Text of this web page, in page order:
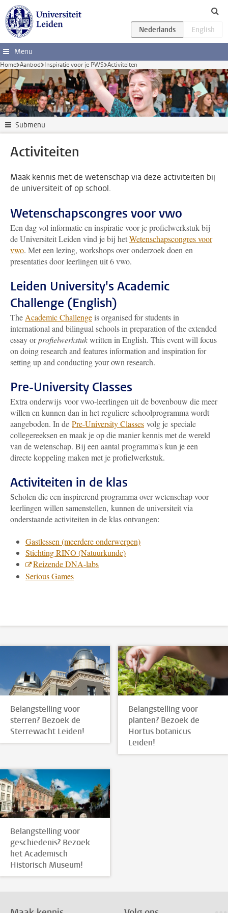
Ga direct naar de inhoud
Menu
Home Aanbod Inspiratie voor je PWS Activiteiten
Submenu
Activiteiten
Maak kennis met de wetenschap via deze activiteiten bij
de universiteit of op school.
Wetenschapscongres voor vwo
Een dag vol informatie en inspiratie voor je profielwerkstuk bij
de Universiteit Leiden vind je bij hetWetenschapscongres voor
vwo. Met een lezing, workshops over onderzoek doen en
presentaties door leerlingen uit 6 vwo.
Leiden University's Academic
Challenge (English)
The Academic Challengeis organised for students in
international and bilingual schools in preparation of the extended
essay orprofielwerkstukwritten in English. This event will focus
on doing research and features information and inspiration for
setting up and conducting your own research.
Pre-University Classes
Extra onderwijs voor vwo-leerlingen uit de bovenbouw die meer
willen en kunnen dan in het reguliere schoolprogramma wordt
aangeboden. In de Pre-University Classes volg je speciale
collegereeksen en maak je op die manier kennis met de wereld
van de wetenschap. Bij een aantal programma's kun je een
directe koppeling maken met je profielwerkstuk.
Activiteiten in de klas
Scholen die een inspirerend programma over wetenschap voor
leerlingen willen samenstellen, kunnen de universiteit via
onderstaande activiteiten in de klas ontvangen:
Gastlessen (meerdere onderwerpen)
Stichting RINO (Natuurkunde)
Reizende DNA-labs
Serious Games
Belangstelling voor
sterren? Bezoek de
Sterrewacht Leiden!
Belangstelling voor
planten? Bezoek de
Hortus botanicus
Leiden!
Belangstelling voor
geschiedenis? Bezoek
het Academisch
Historisch Museum!